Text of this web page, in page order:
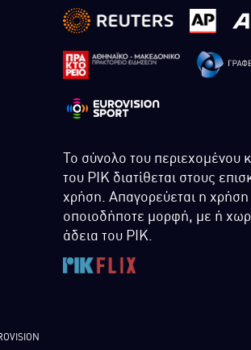
Το σύνολο του περιεχομένου
του ΡΙΚ διατίθεται στους
χρήση. Απαγορεύεται η
οποιοδήποτε μορφή, με ή
άδεια του ΡΙΚ.